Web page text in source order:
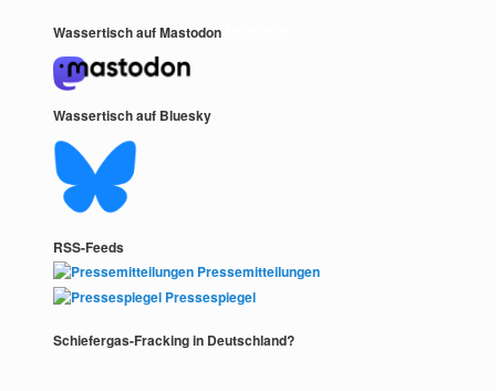
Wassertisch auf Mastodon
Wassertisch auf Bluesky
RSS-Feeds
Pressemitteilungen
Pressespiegel
Schiefergas-Fracking in Deutschland?